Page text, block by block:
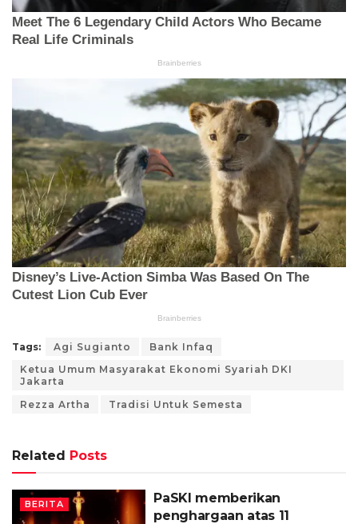
Tags: Agi Sugianto
Bank Infaq
Ketua Umum Masyarakat Ekonomi Syariah DKI
Jakarta
Rezza Artha
Tradisi Untuk Semesta
Related Posts
BERITA
PaSKI memberikan
penghargaan atas 11